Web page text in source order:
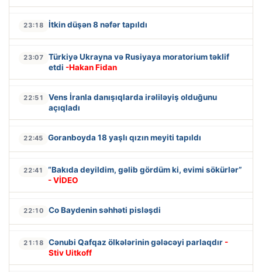
23:18 İtkin düşən 8 nəfər tapıldı
23:07
Türkiyə Ukrayna və Rusiyaya moratorium təklif
etdi -Hakan Fidan
22:51
Vens İranla danışıqlarda irəliləyiş olduğunu
açıqladı
22:45 Goranboyda 18 yaşlı qızın meyiti tapıldı
22:41
“Bakıda deyildim, gəlib gördüm ki, evimi sökürlər”
- VİDEO
22:10 Co Baydenin səhhəti pisləşdi
21:18 Cənubi Qafqaz ölkələrinin gələcəyi parlaqdır -
Stiv Uitkoff